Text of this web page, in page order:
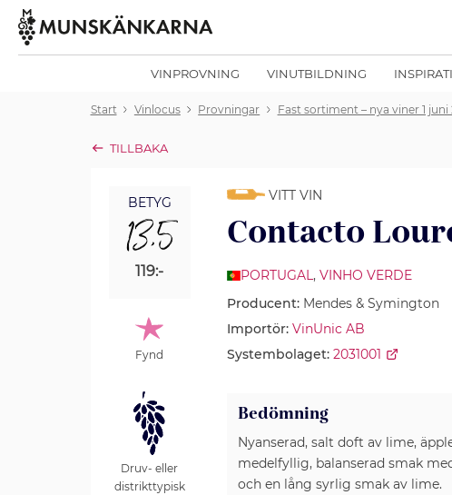
VINPROVNING VINUTBILDNING
Start Vinlocus Provningar Fast sortiment – nya viner 1 juni
TILLBAKA
BETYG
13,5
119:-
Fynd
Druv- eller
distrikttypisk
VITT VIN
Contacto
PORTUGAL,VINHO VERDE
Producent:Mendes & Symington
Importör: VinUnic AB
Systembolaget: 2031001
Bedömning
Nyanserad, salt doft av lime,
medelfyllig, balanserad smak
och en lång syrlig smak av lime.